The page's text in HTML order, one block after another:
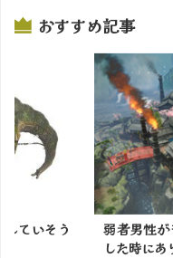
おすすめ記事
界に転生
【サンブ
火力があ